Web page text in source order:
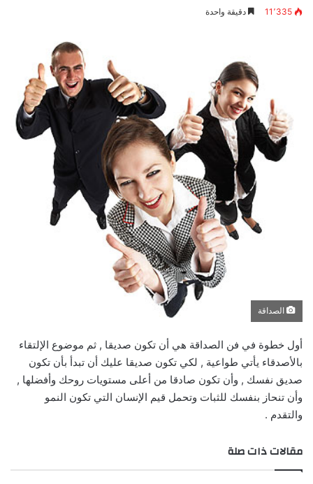
11٬335 دقيقة واحدة
الصداقة
أول خطوة في فن الصداقة هي أن تكون صديقا , ثم موضوع الإلتقاء
بالأصدقاء يأتي طواعية , لكي تكون صديقا عليك أن تبدأ بأن تكون
صديق نفسك , وأن تكون صادقا من أعلى مستويات روحك وأفضلها ,
وأن تنحاز بنفسك للثبات وتحمل قيم الإنسان التي تكون النمو
والتقدم .
مقالات ذات صلة